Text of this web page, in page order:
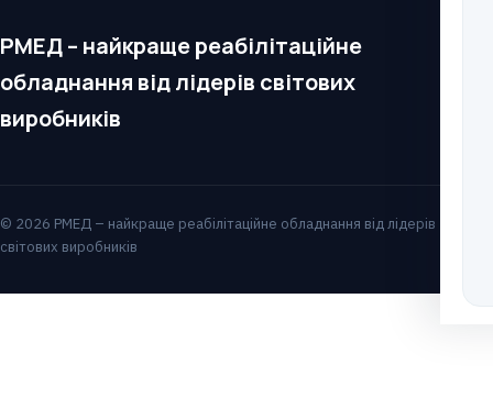
РМЕД – найкраще реабілітаційне
обладнання від лідерів світових
виробників
© 2026 РМЕД – найкраще реабілітаційне обладнання від лідерів
світових виробників